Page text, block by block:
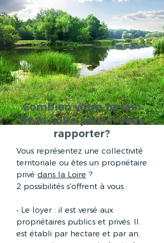
Combien votre terrain
de la Loire peut-il vous
rapporter?
Vous représentez une collectivité
territoriale ou êtes un propriétaire
privé dans la Loire ?
2 possibilités s'offrent à vous :
• Le loyer : il est versé aux
propriétaires publics et privés. Il
est établi par hectare et par an,